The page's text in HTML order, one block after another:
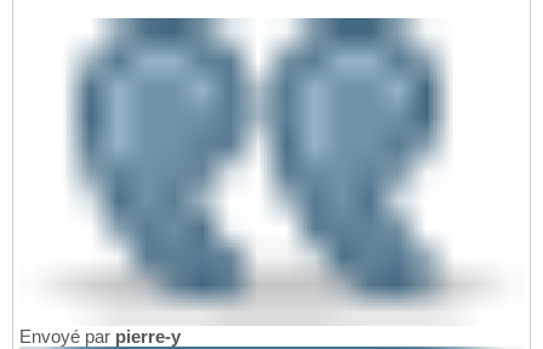
Envoyé par pierre-y